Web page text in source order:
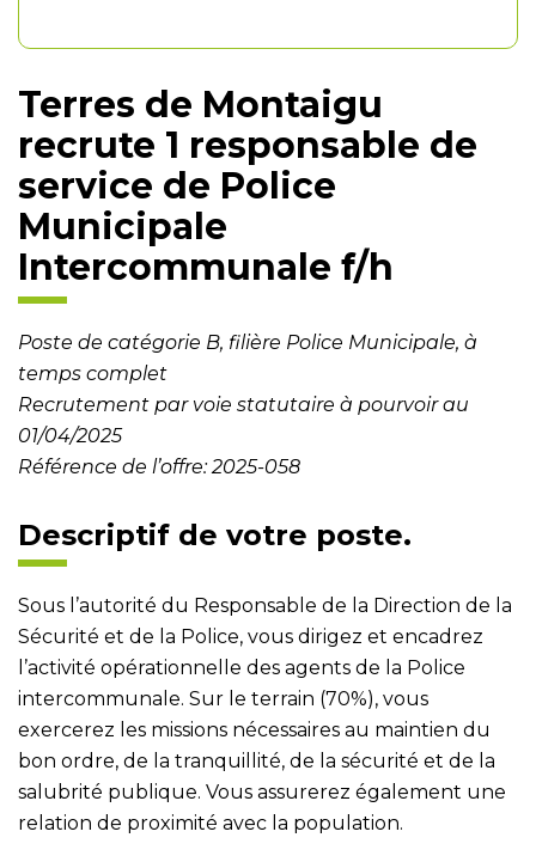
Terres de Montaigu
recrute 1 responsable de
service de Police
Municipale
Intercommunale f/h
Poste de catégorie B, filière Police Municipale, à
temps complet
Recrutement par voie statutaire à pourvoir au
01/04/2025
Référence de l’offre: 2025-058
Descriptif de votre poste.
Sous l’autorité du Responsable de la Direction de la
Sécurité et de la Police, vous dirigez et encadrez
l’activité opérationnelle des agents de la Police
intercommunale. Sur le terrain (70%), vous
exercerez les missions nécessaires au maintien du
bon ordre, de la tranquillité, de la sécurité et de la
salubrité publique. Vous assurerez également une
relation de proximité avec la population.